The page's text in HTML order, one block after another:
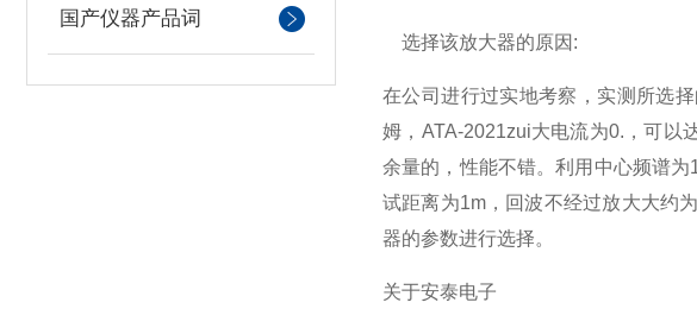
国产仪器产品词
选择该放大器的原因:
在公司进行过实地考察，实测所选
姆，ATA-2021zui大电流为0.，可以
余量的，性能不错。利用中心频谱
试距离为1m，回波不经过放大大约
器的参数进行选择。
关于安泰电子